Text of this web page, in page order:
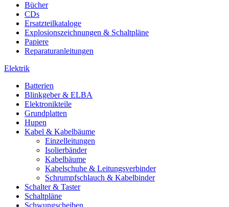
Bücher
CDs
Ersatzteilkataloge
Explosionszeichnungen & Schaltpläne
Papiere
Reparaturanleitungen
Elektrik
Batterien
Blinkgeber & ELBA
Elektronikteile
Grundplatten
Hupen
Kabel & Kabelbäume
Einzelleitungen
Isolierbänder
Kabelbäume
Kabelschuhe & Leitungsverbinder
Schrumpfschlauch & Kabelbinder
Schalter & Taster
Schaltpläne
Schwungscheiben